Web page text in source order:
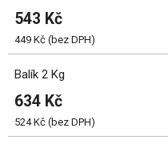
543 Kč
449 Kč (bez DPH)
Balík 2 Kg
634 Kč
524 Kč (bez DPH)